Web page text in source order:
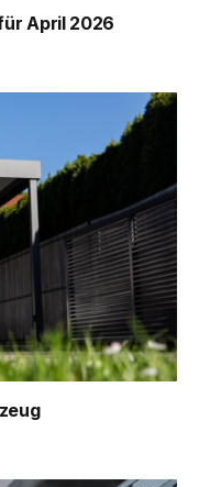
April 2026